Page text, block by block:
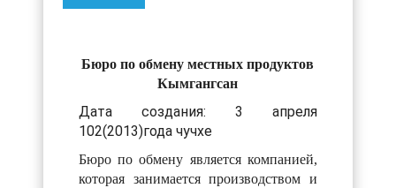
Бюро по обмену местных продуктов
Кымгангсан
Дата создания: 3 апреля
102(2013)года чучхе
Бюро по обмену является компанией,
которая занимается производством и